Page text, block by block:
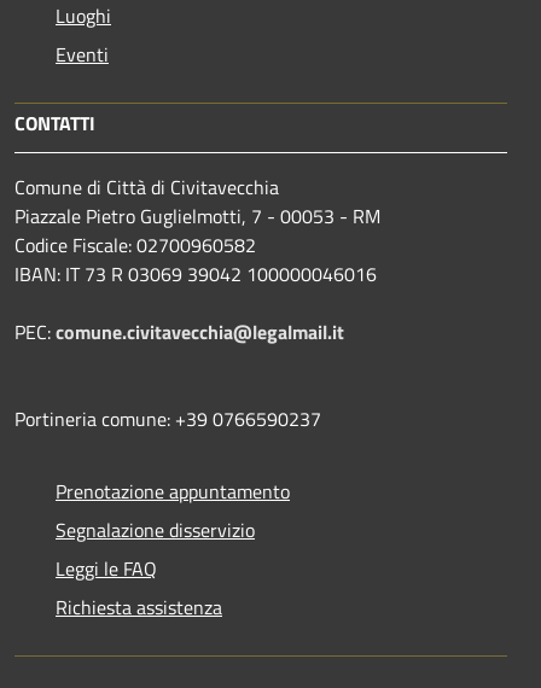
Luoghi
Eventi
CONTATTI
Comune di Città di Civitavecchia
Piazzale Pietro Guglielmotti, 7 - 00053 - RM
Codice Fiscale: 02700960582
IBAN: IT 73 R 03069 39042 100000046016
PEC:comune.civitavecchia@legalmail.it
Portineria comune: +39 0766590237
Prenotazione appuntamento
Segnalazione disservizio
Leggi le FAQ
Richiesta assistenza